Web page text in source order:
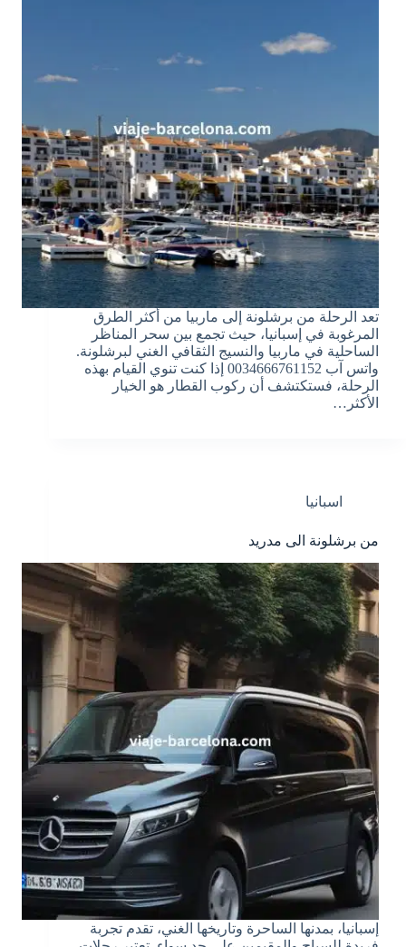
تعد الرحلة من برشلونة إلى ماربيا من أكثر الطرق
المرغوبة في إسبانيا، حيث تجمع بين سحر المناظر
الساحلية في ماربيا والنسيج الثقافي الغني لبرشلونة.
واتس آب 0034666761152 إذا كنت تنوي القيام بهذه
الرحلة، فستكتشف أن ركوب القطار هو الخيار
الأكثر…
اسبانيا
من برشلونة الى مدريد
إسبانيا، بمدنها الساحرة وتاريخها الغني، تقدم تجربة